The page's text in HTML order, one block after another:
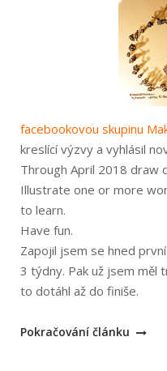
facebookovou skupinu
kreslící výzvy a vyhlásil
Through April 2018 draw
Illustrate one or more
to learn.
Have fun.
Zapojil jsem se hned
3 týdny. Pak už jsem měl
to dotáhl až do finiše.
„Měsíční
Pokračování článku